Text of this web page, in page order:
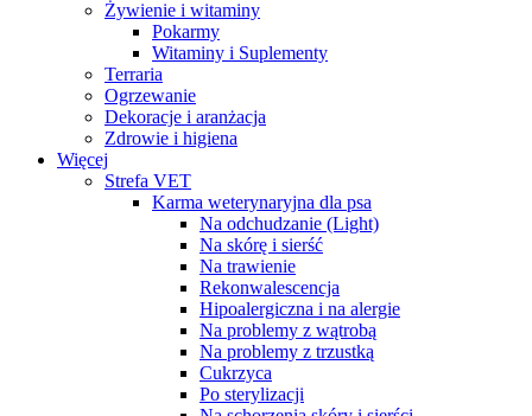
Żywienie i witaminy
Pokarmy
Witaminy i Suplementy
Terraria
Ogrzewanie
Dekoracje i aranżacja
Zdrowie i higiena
Więcej
Strefa VET
Karma weterynaryjna dla psa
Na odchudzanie (Light)
Na skórę i sierść
Na trawienie
Rekonwalescencja
Hipoalergiczna i na alergie
Na problemy z wątrobą
Na problemy z trzustką
Cukrzyca
Po sterylizacji